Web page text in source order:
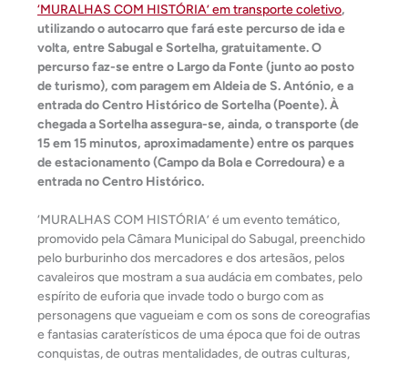
‘MURALHAS COM HISTÓRIA’ em transporte coletivo,
utilizando o autocarro que fará este percurso de ida e
volta, entre Sabugal e Sortelha, gratuitamente. O
percurso faz-se entre o Largo da Fonte (junto ao posto
de turismo), com paragem em Aldeia de S. António, e a
entrada do Centro Histórico de Sortelha (Poente). À
chegada a Sortelha assegura-se, ainda, o transporte (de
15 em 15 minutos, aproximadamente) entre os parques
de estacionamento (Campo da Bola e Corredoura) e a
entrada no Centro Histórico.
‘MURALHAS COM HISTÓRIA’ é um evento temático,
promovido pela Câmara Municipal do Sabugal, preenchido
pelo burburinho dos mercadores e dos artesãos, pelos
cavaleiros que mostram a sua audácia em combates, pelo
espírito de euforia que invade todo o burgo com as
personagens que vagueiam e com os sons de coreografias
e fantasias caraterísticos de uma época que foi de outras
conquistas, de outras mentalidades, de outras culturas,